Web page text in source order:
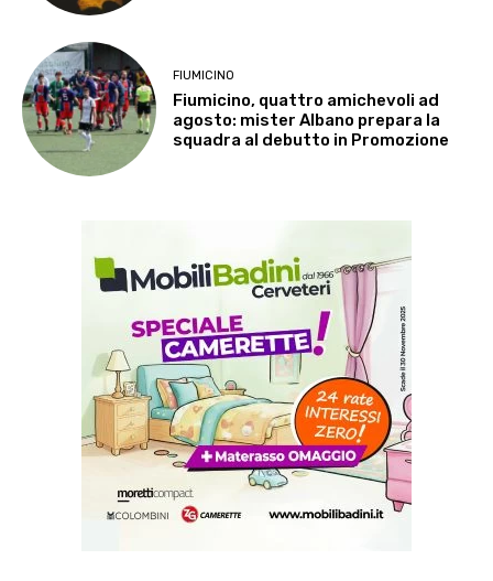
FIUMICINO
Fiumicino, quattro amichevoli ad
agosto: mister Albano prepara la
squadra al debutto in Promozione